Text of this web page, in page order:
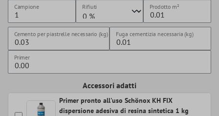
Campione Rifiuti Prodotto m²
Cemento per piastrelle necessario (kg) Fuga cementizia necessaria (kg)
Primer
Accessori adatti
Primer pronto all'uso Schönox KH FIX
dispersione adesiva di resina sintetica 1 kg